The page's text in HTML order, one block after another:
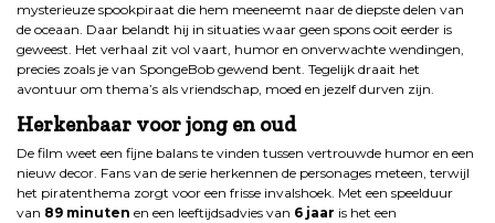
mysterieuze spookpiraat die hem meeneemt naar de diepste delen van
de oceaan. Daar belandt hij in situaties waar geen spons ooit eerder is
geweest. Het verhaal zit vol vaart, humor en onverwachte wendingen,
precies zoals je van SpongeBob gewend bent. Tegelijk draait het
avontuur om thema’s als vriendschap, moed en jezelf durven zijn.
Herkenbaar voor jong en oud
De film weet een fijne balans te vinden tussen vertrouwde humor en een
nieuw decor. Fans van de serie herkennen de personages meteen, terwijl
het piratenthema zorgt voor een frisse invalshoek. Met een speelduur
van 89 minuten en een leeftijdsadvies van 6 jaar is het een